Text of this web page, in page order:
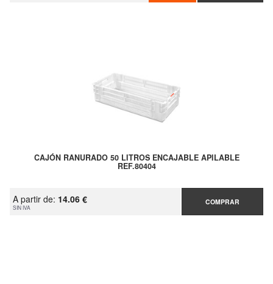
CAJÓN RANURADO 50 LITROS ENCAJABLE APILABLE
REF.80404
A partir de: 14.06 €
SIN IVA
COMPRAR